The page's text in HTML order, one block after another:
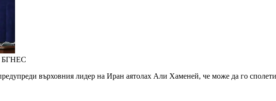
БГНЕС
върховния лидер на Иран аятолах Али Хаменей, че може да го